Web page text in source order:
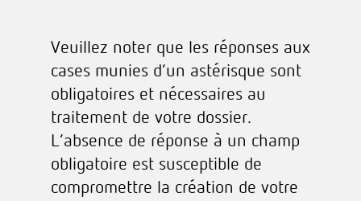
Veuillez noter que les réponses aux
cases munies d’un astérisque sont
obligatoires et nécessaires au
traitement de votre dossier.
L’absence de réponse à un champ
obligatoire est susceptible de
compromettre la création de votre